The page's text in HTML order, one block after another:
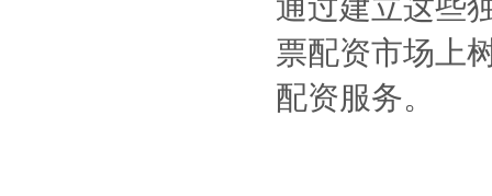
票配资市场上
配资服务。